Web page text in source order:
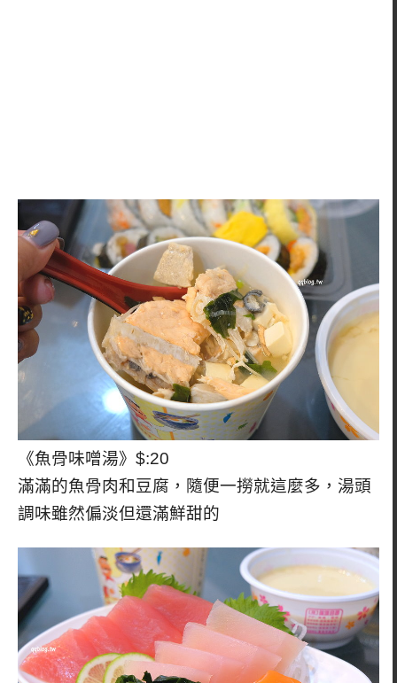
《魚骨味噌湯》$:20
滿滿的魚骨肉和豆腐，隨便一撈就這麼多，湯頭
調味雖然偏淡但還滿鮮甜的